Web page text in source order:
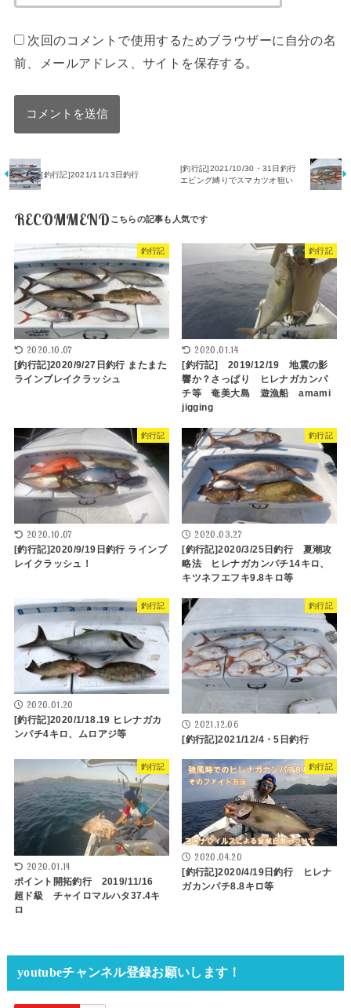
次回のコメントで使用するためブラウザーに自分の名
前、メールアドレス、サイトを保存する。
[釣行記]2021/11/13日釣行
[釣行記]2021/10/30・31日釣行
エビング縛りでスマカツオ狙い
RECOMMEND
釣行記
2020.10.07
[釣行記]2020/9/27日釣行 またまた
ラインブレイクラッシュ
釣行記
2020.01.14
[釣行記] 2019/12/19 地震の影
響か？さっぱり ヒレナガカンパ
チ等 奄美大島 遊漁船 amami
jigging
釣行記
2020.10.07
[釣行記]2020/9/19日釣行 ラインブ
レイクラッシュ！
釣行記
2020.03.27
[釣行記]2020/3/25日釣行 夏潮攻
略法 ヒレナガカンパチ14キロ、
キツネフエフキ9.8キロ等
釣行記
2020.01.20
[釣行記]2020/1/18.19 ヒレナガカ
ンパチ4キロ、ムロアジ等
釣行記
2021.12.06
[釣行記]2021/12/4・5日釣行
釣行記
2020.01.14
ポイント開拓釣行 2019/11/16
超ド級 チャイロマルハタ37.4キ
ロ
釣行記
2020.04.20
[釣行記]2020/4/19日釣行 ヒレナ
ガカンパチ8.8キロ等
youtubeチャンネル登録お願いします！